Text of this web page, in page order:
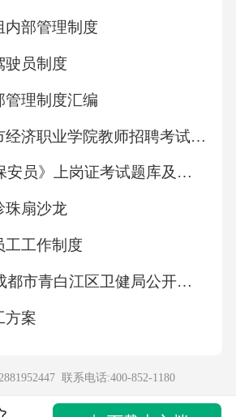
内部管理制度
驶员制度
管理制度汇编
石家庄城市经济职业学院教师招聘考试笔试试题及答案
2026年《保安员》上岗证考试题库及答案
珠扇沙龙
工工作制度
2025四川成都市青白江区卫健局公开招募医疗卫生辅助岗人员48人笔试历年典型考题及考点剖析附带答案详解试卷2套
方案
联系电话:400-852-1180